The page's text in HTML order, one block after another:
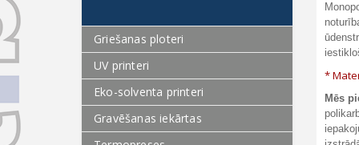
Griešanas ploteri
UV printeri
Eko-solventa printeri
Gravēšanas iekārtas
*
Mēs